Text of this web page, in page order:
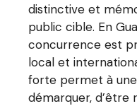
distinctive et
public cible. En
concurrence est
local et
forte permet à
démarquer,